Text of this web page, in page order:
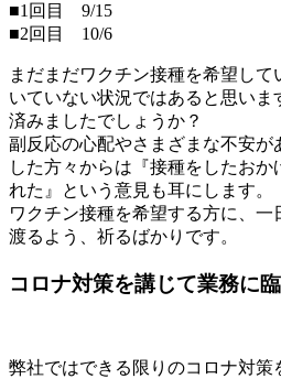
■1回目 9/15
■2回目 10/6
まだまだワクチン接種を希望し
いていない状況ではあると思い
済みましたでしょうか？
副反応の心配やさまざまな不安
した方々からは『接種をしたおか
れた』という意見も耳にします。
ワクチン接種を希望する方に、一
渡るよう、祈るばかりです。
コロナ対策を講じて業務に
弊社ではできる限りのコロナ対策